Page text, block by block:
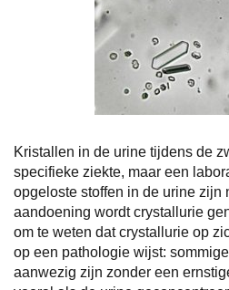
Kristallen in de urine tijdens de
specifieke ziekte, maar een
opgeloste stoffen in de urine zijn
aandoening wordt crystallurie
om te weten dat crystallurie op
op een pathologie wijst:
aanwezig zijn zonder een